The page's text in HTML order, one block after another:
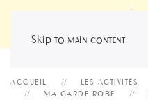
Skip to main content
ACCUEIL LES ACTIVITÉS
MA GARDE ROBE